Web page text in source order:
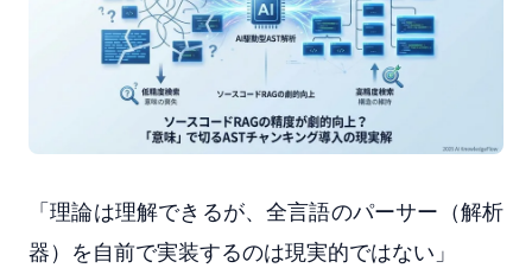
「理論は理解できるが、全言語のパーサー（解析
器）を自前で実装するのは現実的ではない」